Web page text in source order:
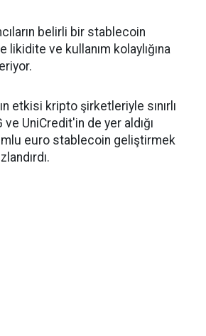
belirli bir stablecoin
likidite ve kullanım kolaylığına
etkisi kripto şirketleriyle sınırlı
ve UniCredit'in de yer aldığı
euro stablecoin geliştirmek